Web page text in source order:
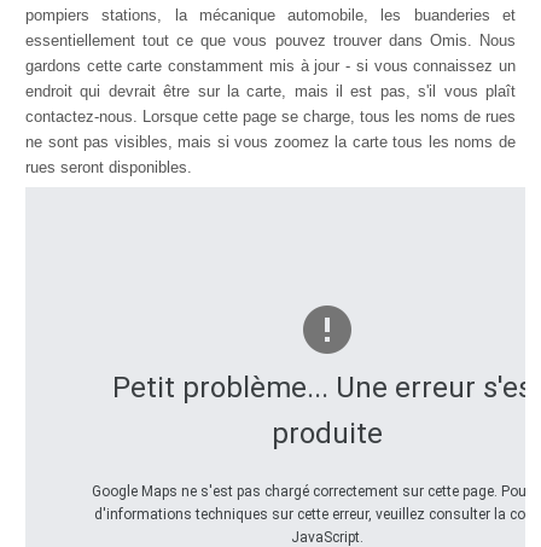
pompiers stations, la mécanique automobile, les buanderies et
essentiellement tout ce que vous pouvez trouver dans Omis. Nous
gardons cette carte constamment mis à jour - si vous connaissez un
endroit qui devrait être sur la carte, mais il est pas, s'il vous plaît
contactez-nous. Lorsque cette page se charge, tous les noms de rues
ne sont pas visibles, mais si vous zoomez la carte tous les noms de
rues seront disponibles.
Petit problème... Une erreur
produite
Google Maps ne s'est pas chargé correctement sur cette page. Pour
d'informations techniques sur cette erreur, veuillez consulter la
JavaScript.